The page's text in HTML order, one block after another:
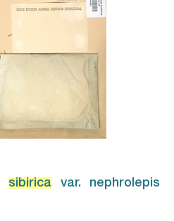
sibirica var. nephrolepis